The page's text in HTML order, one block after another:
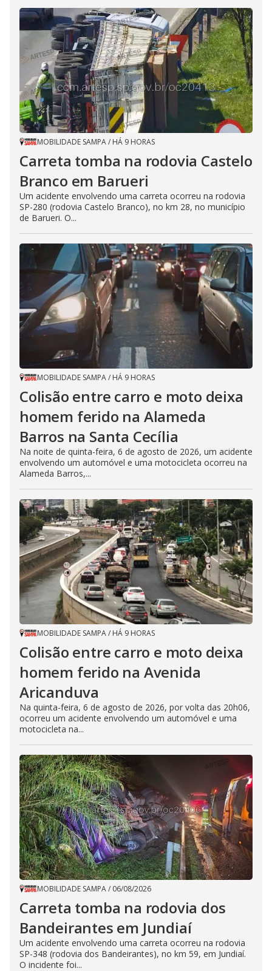
MOBILIDADE SAMPA/ HÁ 9 HORAS
Carreta tomba na rodovia Castelo
Branco em Barueri
Um acidente envolvendo uma carreta ocorreu na rodovia
SP-280 (rodovia Castelo Branco), no km 28, no município
de Barueri. O...
MOBILIDADE SAMPA/ HÁ 9 HORAS
Colisão entre carro e moto deixa
homem ferido na Alameda
Barros na Santa Cecília
Na noite de quinta-feira, 6 de agosto de 2026, um acidente
envolvendo um automóvel e uma motocicleta ocorreu na
Alameda Barros,...
MOBILIDADE SAMPA/ HÁ 9 HORAS
Colisão entre carro e moto deixa
homem ferido na Avenida
Aricanduva
Na quinta-feira, 6 de agosto de 2026, por volta das 20h06,
ocorreu um acidente envolvendo um automóvel e uma
motocicleta na...
MOBILIDADE SAMPA/ 06/08/2026
Carreta tomba na rodovia dos
Bandeirantes em Jundiaí
Um acidente envolvendo uma carreta ocorreu na rodovia
SP-348 (rodovia dos Bandeirantes), no km 59, em Jundiaí.
O incidente foi...